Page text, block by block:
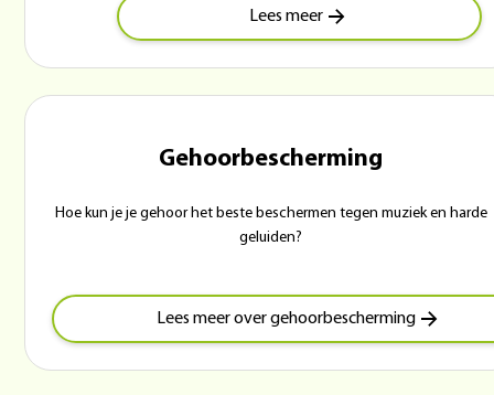
Lees meer
Gehoorbescherming
Hoe kun je je gehoor het beste beschermen tegen muziek en harde
geluiden?
Lees meer over gehoorbescherming